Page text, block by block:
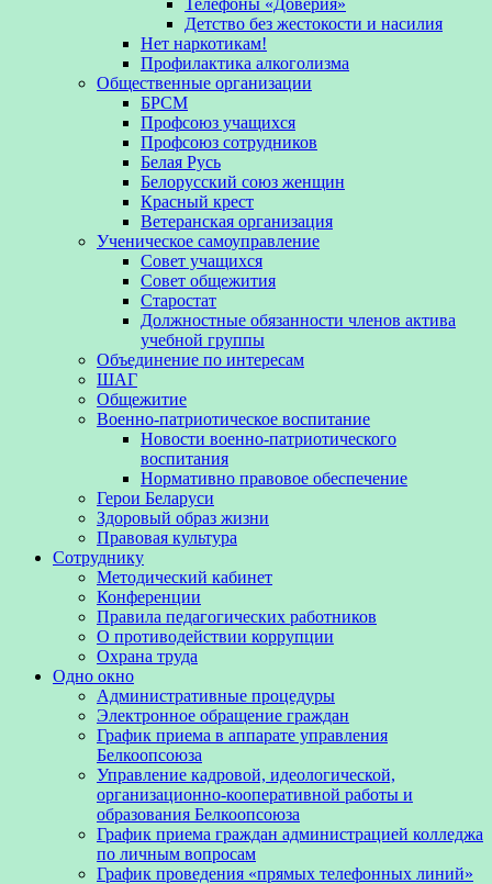
Телефоны «Доверия»
Детство без жестокости и насилия
Нет наркотикам!
Профилактика алкоголизма
Общественные организации
БРСМ
Профсоюз учащихся
Профсоюз сотрудников
Белая Русь
Белорусский союз женщин
Красный крест
Ветеранская организация
Ученическое самоуправление
Совет учащихся
Совет общежития
Старостат
Должностные обязанности членов актива
учебной группы
Объединение по интересам
ШАГ
Общежитие
Военно-патриотическое воспитание
Новости военно-патриотического
воспитания
Нормативно правовое обеспечение
Герои Беларуси
Здоровый образ жизни
Правовая культура
Сотруднику
Методический кабинет
Конференции
Правила педагогических работников
О противодействии коррупции
Охрана труда
Одно окно
Административные процедуры
Электронное обращение граждан
График приема в аппарате управления
Белкоопсоюза
Управление кадровой, идеологической,
организационно-кооперативной работы и
образования Белкоопсоюза
График приема граждан администрацией колледжа
по личным вопросам
График проведения «прямых телефонных линий»